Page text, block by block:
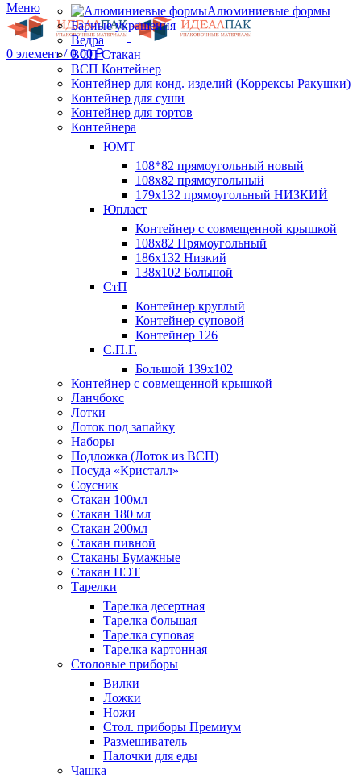
Меню
0 элемент / 0.00₽
Алюминиевые формы
Барные украшения
Ведра
ВСП Стакан
ВСП Контейнер
Контейнер для конд. изделий (Коррексы Ракушки)
Контейнер для суши
Контейнер для тортов
Контейнера
ЮМТ
108*82 прямоугольный новый
108х82 прямоугольный
179х132 прямоугольный НИЗКИЙ
Юпласт
Контейнер с совмещенной крышкой
108х82 Прямоугольный
186х132 Низкий
138х102 Большой
СтП
Контейнер круглый
Контейнер суповой
Контейнер 126
С.П.Г.
Большой 139х102
Контейнер с совмещенной крышкой
Ланчбокс
Лотки
Лоток под запайку
Наборы
Подложка (Лоток из ВСП)
Посуда «Кристалл»
Соусник
Стакан 100мл
Стакан 180 мл
Стакан 200мл
Стакан пивной
Стаканы Бумажные
Стакан ПЭТ
Тарелки
Тарелка десертная
Тарелка большая
Тарелка суповая
Тарелка картонная
Столовые приборы
Вилки
Ложки
Ножи
Стол. приборы Премиум
Размешиватель
Палочки для еды
Чашка